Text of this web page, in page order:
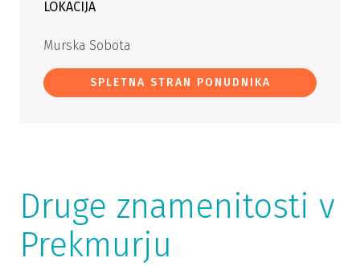
LOKACIJA
Murska Sobota
SPLETNA STRAN PONUDNIKA
Druge znamenitosti v
Prekmurju